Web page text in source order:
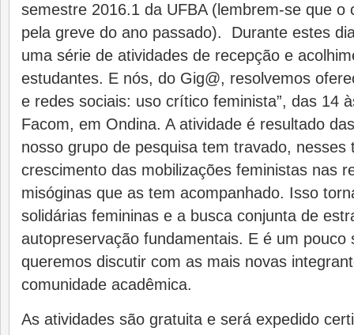
semestre 2016.1 da UFBA (lembrem-se que o
pela greve do ano passado). Durante estes
uma série de atividades de recepção e
estudantes. E nós, do Gig@, resolvemos
e redes sociais: uso crítico feminista”, das 14
Facom, em Ondina. A atividade é resultado
nosso grupo de pesquisa tem travado, nesses
crescimento das mobilizações feministas nas
misóginas que as tem acompanhado. Isso
solidárias femininas e a busca conjunta de
autopreservação fundamentais. E é um pouco
queremos discutir com as mais novas
comunidade acadêmica.
As atividades são gratuita e será expedido